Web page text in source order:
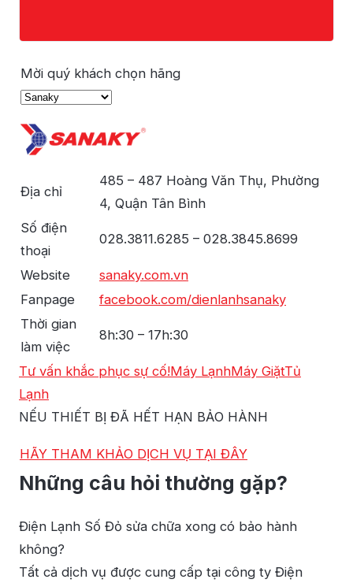
Mời quý khách chọn hãng
Địa chỉ
485 – 487 Hoàng Văn Thụ, Phường
4, Quận Tân Bình
Số điện
thoại
028.3811.6285 – 028.3845.8699
Website
sanaky.com.vn
Fanpage
facebook.com/dienlanhsanaky
Thời gian
làm việc
8h:30 – 17h:30
Tư vấn khắc phục sự cố!Máy LạnhMáy GiặtTủ
Lạnh
NẾU THIẾT BỊ ĐÃ HẾT HẠN BẢO HÀNH
HÃY THAM KHẢO DỊCH VỤ TẠI ĐÂY
Những câu hỏi thường gặp?
Điện Lạnh Số Đỏ sửa chữa xong có bảo hành
không?
Tất cả dịch vụ được cung cấp tại công ty Điện